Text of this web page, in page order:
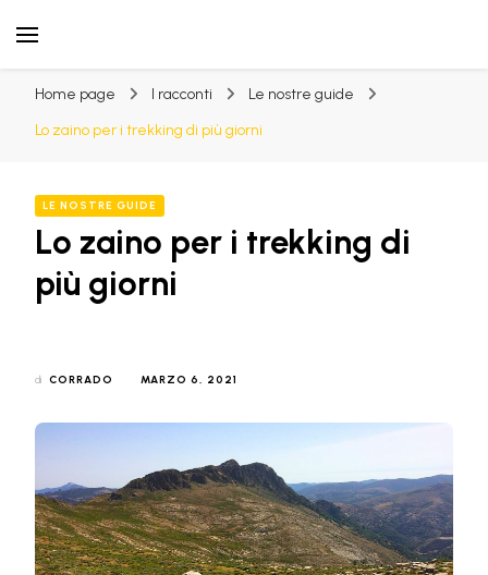
Home page I racconti
Le nostre guide
Lo zaino per i trekking di più giorni
LE NOSTRE GUIDE
Lo zaino per i trekking di
più giorni
di CORRADO MARZO 6, 2021